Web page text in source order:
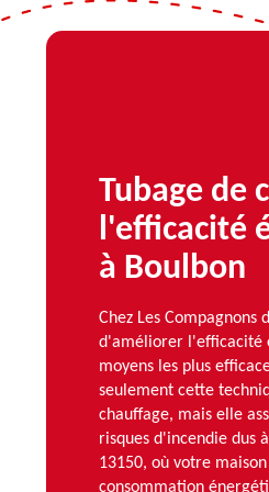
Tubage de
l'efficacité
à Boulbon
Chez Les
d'améliorer l'efficacité
moyens les plus
seulement cette
chauffage, mais elle
risques d'incendie dus
13150, où votre
consommation